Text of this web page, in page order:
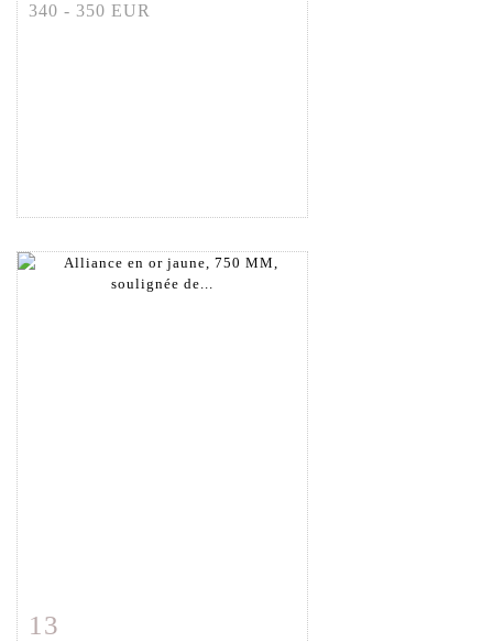
340 - 350 EUR
Fiche détaillée
13